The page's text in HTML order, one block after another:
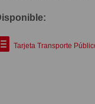
Tarjeta Transporte